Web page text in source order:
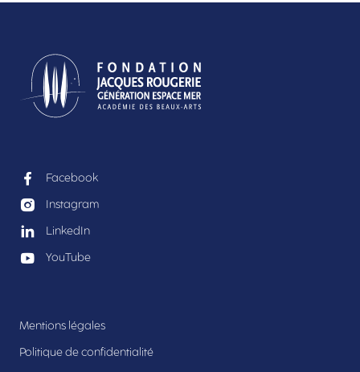
Facebook
Instagram
LinkedIn
YouTube
Mentions légales
Politique de confidentialité